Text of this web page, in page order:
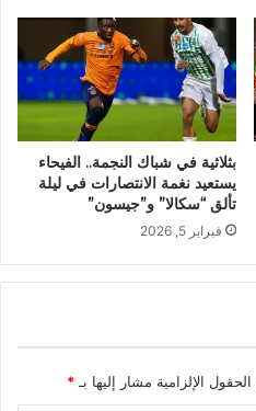
بثلاثية في شباك النجمة.. الفيحاء
يستعيد نغمة الانتصارات في ليلة
تألق “سكالا” و”جيسون”
فبراير 5, 2026
الحقول الإلزامية مشار إليها بـ *